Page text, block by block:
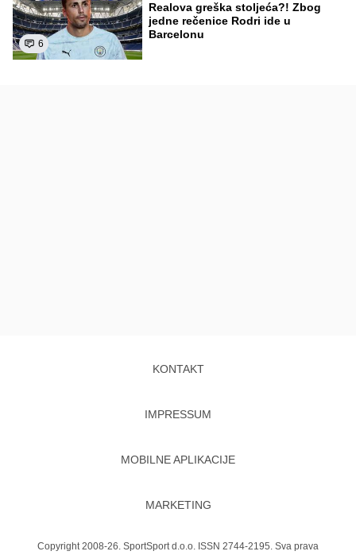
6
Realova greška stoljeća?! Zbog
jedne rečenice Rodri ide u
Barcelonu
KONTAKT
IMPRESSUM
MOBILNE APLIKACIJE
MARKETING
Copyright 2008-26. SportSport d.o.o. ISSN 2744-2195. Sva prava